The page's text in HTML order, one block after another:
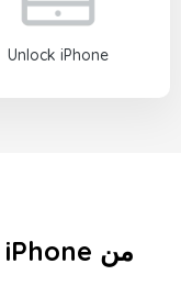
Unlock iPhone